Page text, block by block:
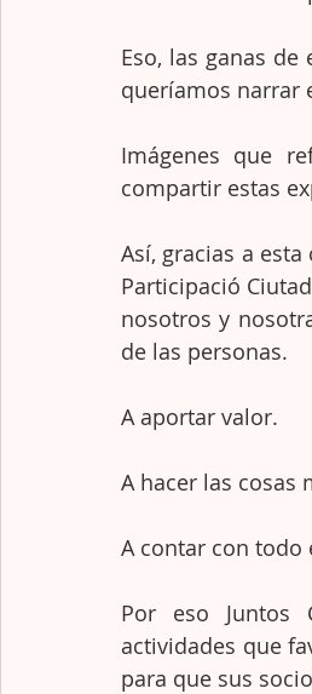
Eso, las ganas
queríamos narrar
Imágenes que
compartir estas
Así, gracias a
Participació
nosotros y
de las personas.
A aportar valor.
A hacer las cosas
A contar con todo
Por eso Juntos
actividades que
para que sus